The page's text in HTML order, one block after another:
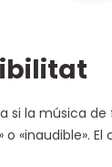
si la música
«inaudible».